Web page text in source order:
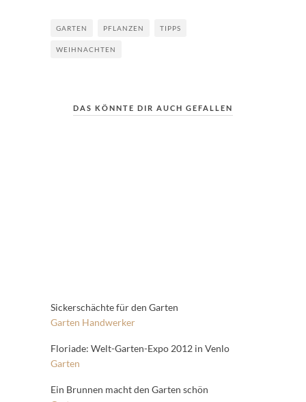
GARTEN PFLANZEN TIPPS
WEIHNACHTEN
DAS KÖNNTE DIR AUCH GEFALLEN
Sickerschächte für den Garten
Garten Handwerker
Floriade: Welt-Garten-Expo 2012 in Venlo
Garten
Ein Brunnen macht den Garten schön